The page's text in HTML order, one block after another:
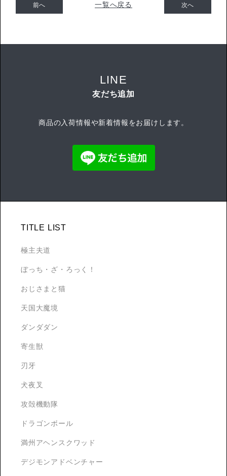
前へ 一覧へ戻る 次へ
LINE
友だち追加
商品の入荷情報や新着情報をお届けします。
TITLE LIST
極主夫道
ぼっち・ざ・ろっく！
おじさまと猫
天国大魔境
ダンダダン
寄生獣
刃牙
犬夜叉
攻殻機動隊
ドラゴンボール
満州アヘンスクワッド
デジモンアドベンチャー